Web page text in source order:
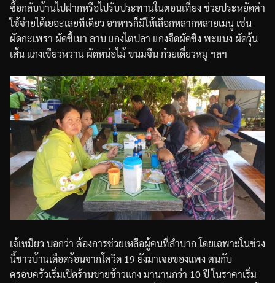
ซื้อกลับบ้านไปฝากหรือไปรับประทานในตอนเที่ยง ช่วยประหยัดค่า
ใช้จ่ายได้เยอะเลยทีเดียว อาหารก็มีให้เลือกหลากหลายเมนู เช่น
ผัดกะเพรา ผัดขี้เมา ลาบ แกงไตปลา แกงจืดผัดขิง พะแนง ผัดวุ้น
เส้น แกงเขียวหวาน ผัดหน่อไม้ ขนมจีนก๋วยเดี๋ยวหมู ฯลฯ
เจ้เหมียว บอกว่า ต้องการช่วยเหลือผู้คนที่ลำบาก โดยเฉพาะในช่วง
นี้ชาวบ้านเดือดร้อนจากโควิด 19 ยังมาเจอของแพง ตนกับ
ครอบครัวเริ่มเปิดร้านขายข้าวแกง มานานกว่า 10ปีในราคาเริ่ม